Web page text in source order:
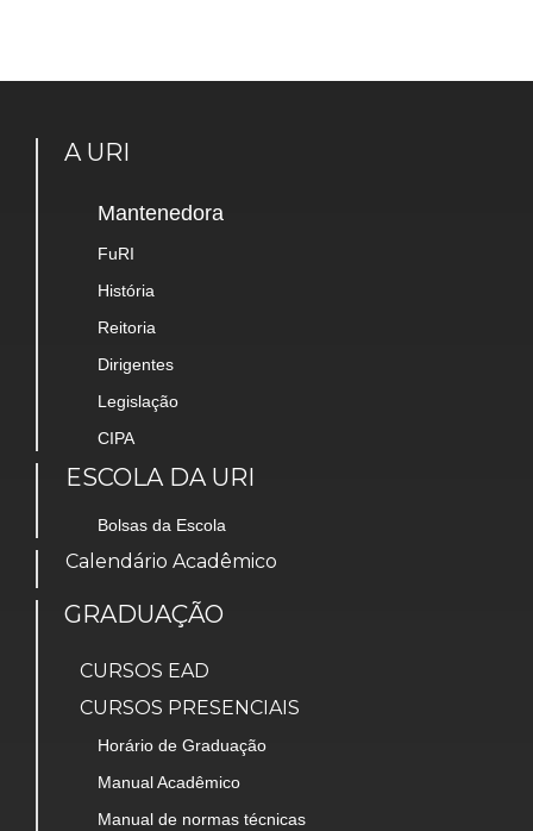
A URI
Mantenedora
FuRI
História
Reitoria
Dirigentes
Legislação
CIPA
ESCOLA DA URI
Bolsas da Escola
Calendário Acadêmico
GRADUAÇÃO
CURSOS EAD
CURSOS PRESENCIAIS
Horário de Graduação
Manual Acadêmico
Manual de normas técnicas